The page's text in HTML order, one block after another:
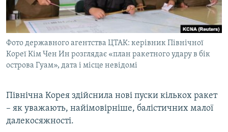
ВІДЕОУРОКИ «ELIFBE»
СВІДЧЕННЯ ОКУПАЦІЇ
УКРАЇНСЬКА ПРОБЛЕМА КРИМУ
ІНФОГРАФІКА
Русский
Qırımtatar
ДОЛУЧАЙСЯ!
Усі сайти RFE/RL
Фото державного агентства ЦТАК: керівник Північної
Кореї Кім Чен Ин розглядає «план ракетного удару в бік
острова Гуам», дата і місце невідомі
Північна Корея здійснила нові пуски кількох ракет
– як уважають, найімовірніше, балістичних малої
далекосяжності.